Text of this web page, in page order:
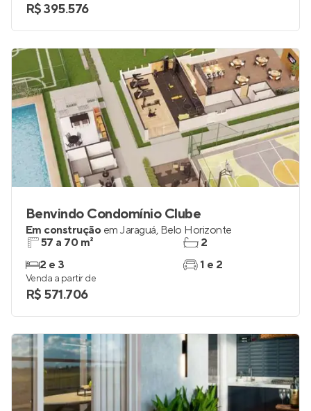
R$ 395.576
Benvindo Condomínio Clube
Em construção em Jaraguá, Belo Horizonte
57 a 70 m²
2 e 3
2
1 e 2
Venda a partir de
R$ 571.706